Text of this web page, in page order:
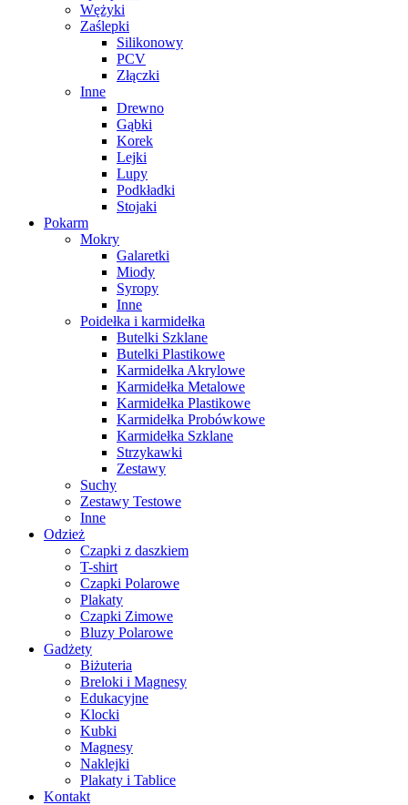
Wężyki
Zaślepki
Silikonowy
PCV
Złączki
Inne
Drewno
Gąbki
Korek
Lejki
Lupy
Podkładki
Stojaki
Pokarm
Mokry
Galaretki
Miody
Syropy
Inne
Poidełka i karmidełka
Butelki Szklane
Butelki Plastikowe
Karmidełka Akrylowe
Karmidełka Metalowe
Karmidełka Plastikowe
Karmidełka Probówkowe
Karmidełka Szklane
Strzykawki
Zestawy
Suchy
Zestawy Testowe
Inne
Odzież
Czapki z daszkiem
T-shirt
Czapki Polarowe
Plakaty
Czapki Zimowe
Bluzy Polarowe
Gadżety
Biżuteria
Breloki i Magnesy
Edukacyjne
Klocki
Kubki
Magnesy
Naklejki
Plakaty i Tablice
Kontakt